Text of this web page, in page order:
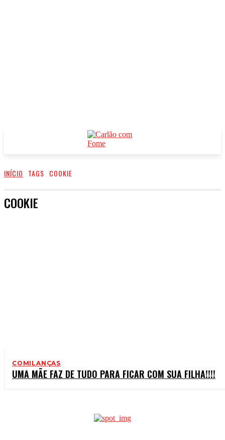
INÍCIO TAGS COOKIE
COOKIE
COMILANÇAS
UMA MÃE FAZ DE TUDO PARA FICAR COM SUA FILHA!!!!